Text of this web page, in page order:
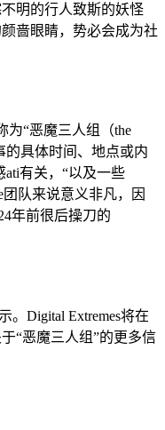
明的行人致斯的妖怪
啬眼睛，势必会成为社
为“恶魔三人组（the
的具体时间、地点或内
ati有关，“以及一些
团队来说意义非凡，因
年前很后操刀的
。Digital Extremes将在
“恶魔三人组”的更多信